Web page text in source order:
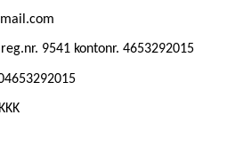
9541 kontonr. 4653292015